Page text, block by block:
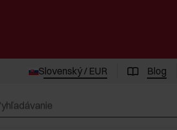
Slovenský / EUR Blog